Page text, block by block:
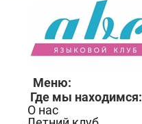
Меню:
Где мы находимся:
О нас